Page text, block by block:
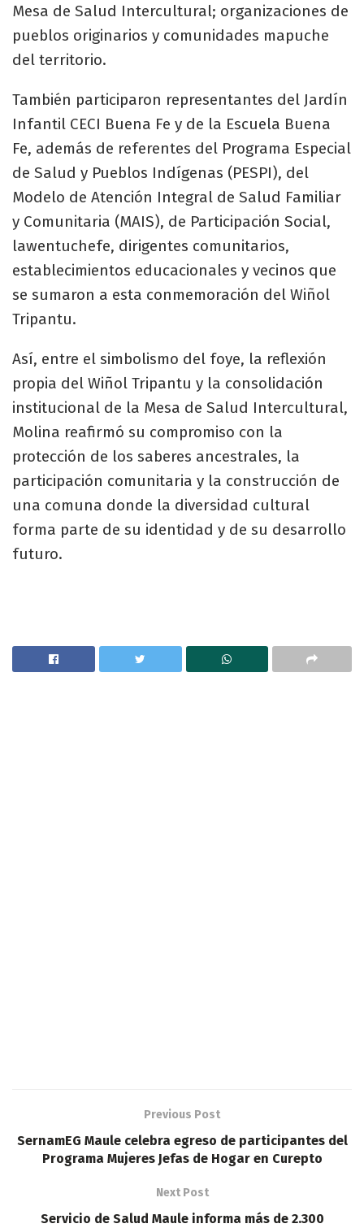
Mesa de Salud Intercultural; organizaciones de
pueblos originarios y comunidades mapuche
del territorio.
También participaron representantes del Jardín
Infantil CECI Buena Fe y de la Escuela Buena
Fe, además de referentes del Programa Especial
de Salud y Pueblos Indígenas (PESPI), del
Modelo de Atención Integral de Salud Familiar
y Comunitaria (MAIS), de Participación Social,
lawentuchefe, dirigentes comunitarios,
establecimientos educacionales y vecinos que
se sumaron a esta conmemoración del Wiñol
Tripantu.
Así, entre el simbolismo del foye, la reflexión
propia del Wiñol Tripantu y la consolidación
institucional de la Mesa de Salud Intercultural,
Molina reafirmó su compromiso con la
protección de los saberes ancestrales, la
participación comunitaria y la construcción de
una comuna donde la diversidad cultural
forma parte de su identidad y de su desarrollo
futuro.
Previous Post
SernamEG Maule celebra egreso de participantes del
Programa Mujeres Jefas de Hogar en Curepto
Next Post
Servicio de Salud Maule informa más de 2.300